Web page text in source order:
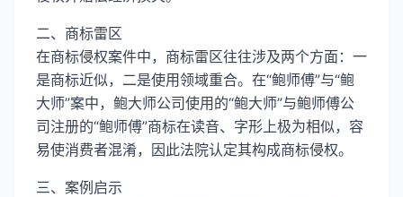
二、商标雷区
在商标侵权案件中，商标雷区往往涉及两个方面：一
是商标近似，二是使用领域重合。在“鲍师傅”与“鲍
大师”案中，鲍大师公司使用的“鲍大师”与鲍师傅公
司注册的“鲍师傅”商标在读音、字形上极为相似，容
易使消费者混淆，因此法院认定其构成商标侵权。
三、案例启示